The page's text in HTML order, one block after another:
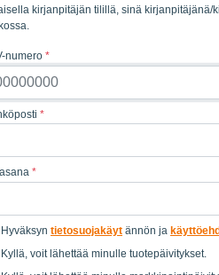
kirjanpitäjän tilillä, sinä kirjanpitäjänä/
numero *
*
*
Hyväksyn tietosuojakäyt ännön ja
Kyllä, voit lähettää minulle tuotepäivitykset.